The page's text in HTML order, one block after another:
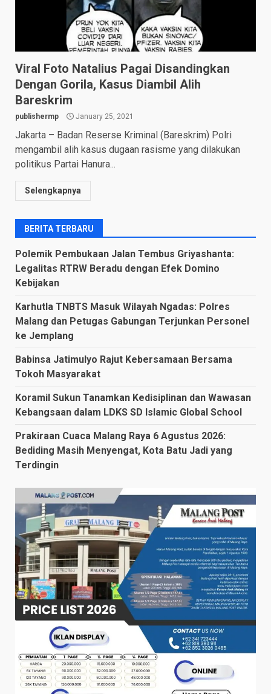
Viral Foto Natalius Pagai Disandingkan
Dengan Gorila, Kasus Diambil Alih
Bareskrim
publishermp January 25, 2021
Jakarta – Badan Reserse Kriminal (Bareskrim) Polri
mengambil alih kasus dugaan rasisme yang dilakukan
politikus Partai Hanura...
Selengkapnya
BERITA TERBARU
Polemik Pembukaan Jalan Tembus Griyashanta:
Legalitas RTRW Beradu dengan Efek Domino
Kebijakan
Karhutla TNBTS Masuk Wilayah Ngadas: Polres
Malang dan Petugas Gabungan Terjunkan Personel
ke Jemplang
Babinsa Jatimulyo Rajut Kebersamaan Bersama
Tokoh Masyarakat
Koramil Sukun Tanamkan Kedisiplinan dan Wawasan
Kebangsaan dalam LDKS SD Islamic Global School
Prakiraan Cuaca Malang Raya 6 Agustus 2026:
Bediding Masih Menyengat, Kota Batu Jadi yang
Terdingin